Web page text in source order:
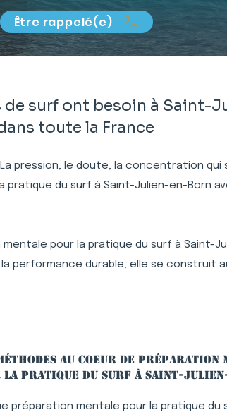
Être rappelé(e)
surf ont besoin à Saint-
toute la France
pression, le doute, la concentration qui
du surf à Saint-Julien-en-Born
pour la pratique du surf à Saint-
performance durable, elle se construit
au coeur de préparation
la pratique du surf à Saint-
préparation mentale pour la pratique du